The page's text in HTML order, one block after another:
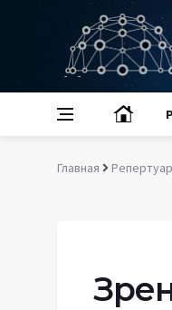
Главная Репертуар